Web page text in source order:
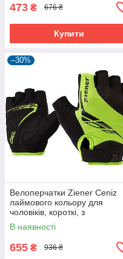
473 ₴ 676 ₴
Купити
–30%
Велоперчатки Ziener Ceniz
лаймового кольору для
чоловіків, короткі, з
амортизуючими вставками та
гелевими подушечками
В наявності
655 ₴ 936 ₴